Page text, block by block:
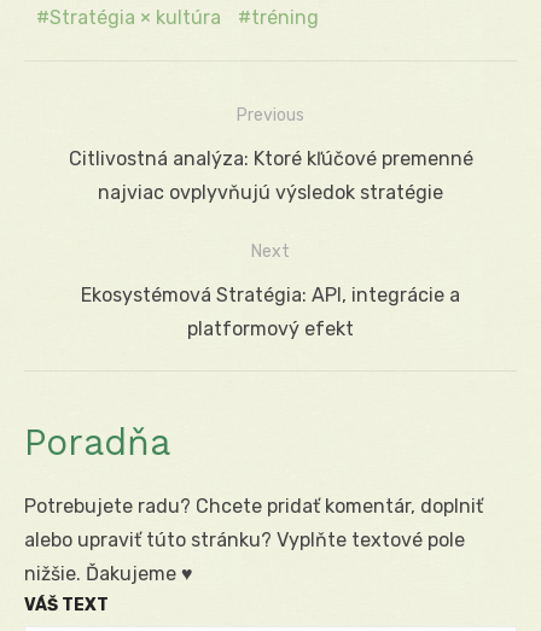
Stratégia × kultúra
tréning
Navigácia
Previous
Previous
Citlivostná analýza: Ktoré kľúčové premenné
najviac ovplyvňujú výsledok stratégie
Next
Ekosystémová Stratégia: API, integrácie a
platformový efekt
Poradňa
Potrebujete radu? Chcete pridať komentár, doplniť
alebo upraviť túto stránku? Vyplňte textové pole
nižšie. Ďakujeme ♥
VÁŠ TEXT